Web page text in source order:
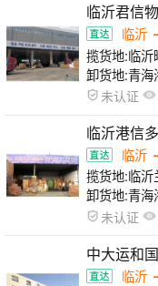
临沂君信
临沂
揽货地:临沂
卸货地:青海
未认证
临沂港信
临沂
揽货地:临沂
F638.F837
卸货地:青海
未认证
中大运和
临沂